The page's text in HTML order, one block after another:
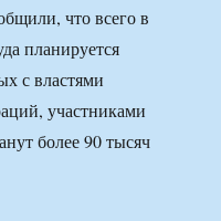
что всего в
планируется
с властями
участниками
более 90 тысяч